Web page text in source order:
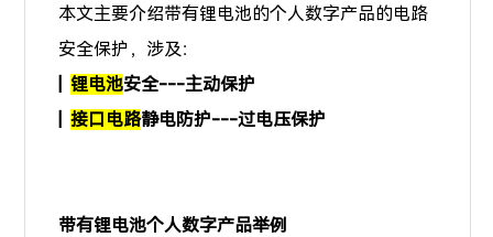
本文主要介绍带有锂电池的个人数字产品的电路
安全保护，涉及：
|锂电池安全---主动保护
|接口电路静电防护---过电压保护
带有锂电池个人数字产品举例